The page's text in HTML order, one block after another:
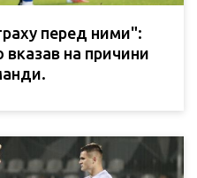
перед ними":
вказав на причини